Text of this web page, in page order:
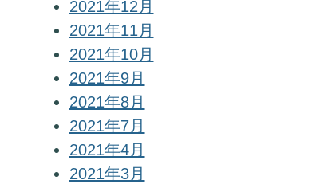
2021年12月
2021年11月
2021年10月
2021年9月
2021年8月
2021年7月
2021年4月
2021年3月